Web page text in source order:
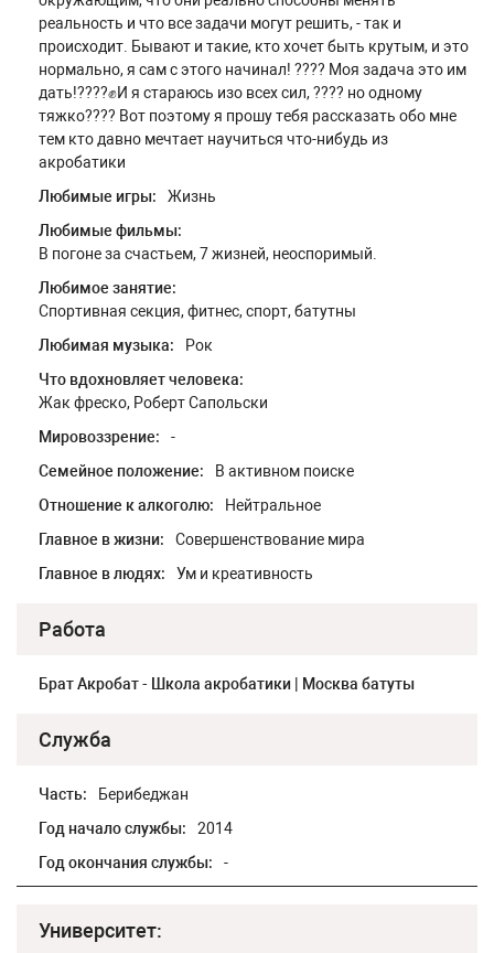
реальность и что все задачи могут решить, - так и
происходит. Бывают и такие, кто хочет быть крутым, и это
нормально, я сам с этого начинал! ???? Моя задача это им
дать!????✊И я стараюсь изо всех сил, ???? но одному
тяжко???? Вот поэтому я прошу тебя рассказать обо мне
тем кто давно мечтает научиться что-нибудь из
акробатики
Любимые игры:
Жизнь
Любимые фильмы:
В погоне за счастьем, 7 жизней, неоспоримый.
Любимое занятие:
Спортивная секция, фитнес, спорт, батутны
Любимая музыка:
Рок
Что вдохновляет человека:
Жак фреско, Роберт Сапольски
Мировоззрение:
-
Семейное положение:
В активном поиске
Отношение к алкоголю:
Нейтральное
Главное в жизни:
Совершенствование мира
Главное в людях:
Ум и креативность
Работа
Брат Акробат - Школа акробатики | Москва батуты
Служба
Часть:
Берибеджан
Год начало службы:
2014
Год окончания службы:
-
Университет: